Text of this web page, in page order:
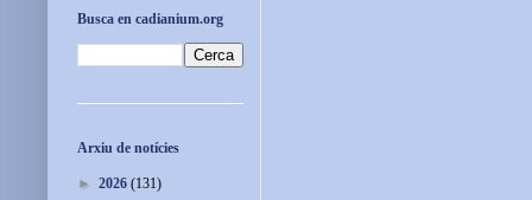
Busca en cadianium.org
Arxiu de notícies
► 2026 (131)